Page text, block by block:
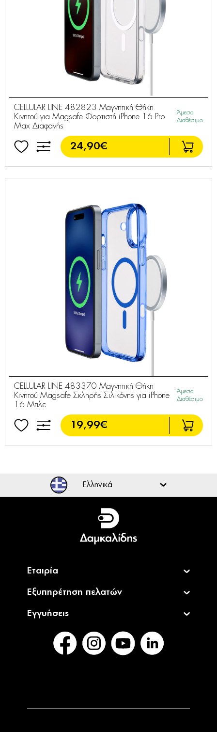
CELLULAR LINE 482823 Μαγνητική Θήκη
Κινητού για Magsafe Φορτιστή iPhone 16 Pro
Max Διαφανής
Άμεσα
Διαθέσιμο
24,90€
CELLULAR LINE 483370 Μαγνητική Θήκη
Κινητού Magsafe Σκληρής Σιλικόνης για iPhone
16 Μπλε
Άμεσα
Διαθέσιμο
19,99€
CELLULAR LINE 467486 Γυαλί Προστασίας
Οθόνης για iPhone 15 Plus/15 Pro Max
Οθόνης με Privacy Filter για iPhone 15
24,90€
Οθόνης για Iphone 16 Pro
Διαθέσιμο